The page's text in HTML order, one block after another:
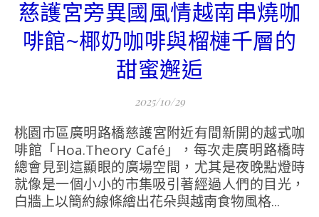
慈護宮旁異國風情越南串燒咖
啡館~椰奶咖啡與榴槤千層的
甜蜜邂逅
2025/10/29
桃園市區廣明路橋慈護宮附近有間新開的越式咖
啡館「Hoa.Theory Café」，每次走廣明路橋時
總會見到這顯眼的廣場空間，尤其是夜晚點燈時
就像是一個小小的市集吸引著經過人們的目光，
白牆上以簡約線條繪出花朵與越南食物風格...